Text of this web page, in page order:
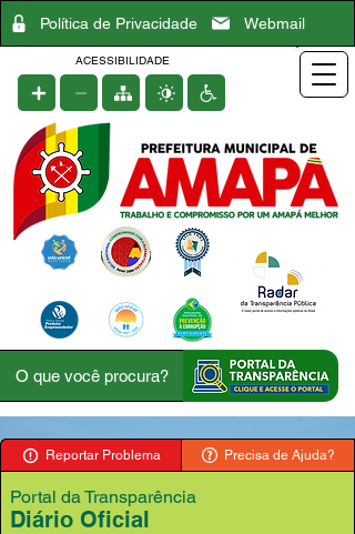
Política de Privacidade Webmail
ACESSIBILIDADE
Reportar Problema Precisa de Ajuda?
Portal da Transparência
Diário Oficial